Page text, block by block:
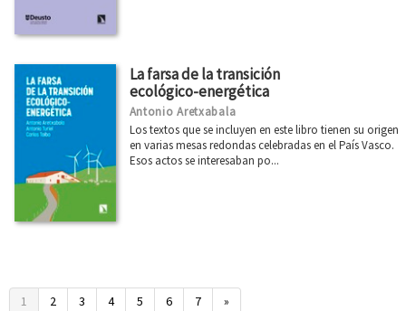
La farsa de la transición
ecológico-energética
Antonio Aretxabala
Los textos que se incluyen en este libro tienen su origen
en varias mesas redondas celebradas en el País Vasco.
Esos actos se interesaban po...
1 2 3 4 5 6 7 »